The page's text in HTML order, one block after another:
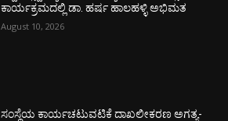
ಕಾರ್ಯಕ್ರಮದಲ್ಲಿ ಡಾ. ಹರ್ಷ ಹಾಲಹಳ್ಳಿ ಅಭಿಮತ
August 10, 2026
ಸಂಸ್ಥೆಯ ಕಾರ್ಯಚಟುವಟಿಕೆ ದಾಖಲೀಕರಣ ಅಗತ್ಯ-